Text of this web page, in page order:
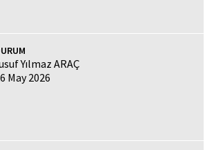
Yılmaz ARAÇ
May 2026